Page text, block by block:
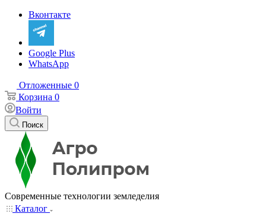
Вконтакте
Google Plus
WhatsApp
Отложенные 0
Корзина 0
Войти
Поиск
Современные технологии земледелия
Каталог